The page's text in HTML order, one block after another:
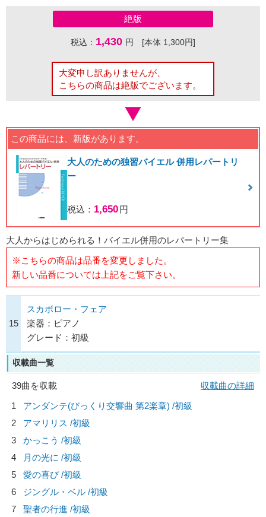
絶版
税込： 1,430 円 [本体 1,300円]
大変申し訳ありませんが、
こちらの商品は絶版でございます。
この商品には、新版があります。
大人のための独習バイエル 併用レパートリ
ー
税込： 1,650円
大人からはじめられる！バイエル併用のレパートリー集
※こちらの商品は品番を変更しました。
新しい品番については上記をご覧下さい。
15
スカボロー・フェア
楽器：ピアノ
グレード：初級
収載曲一覧
39曲を収載
収載曲の詳細
1
アンダンテ(びっくり交響曲 第2楽章) /初級
2
アマリリス /初級
3
かっこう /初級
4
月の光に /初級
5
愛の喜び /初級
6
ジングル・ベル /初級
7
聖者の行進 /初級